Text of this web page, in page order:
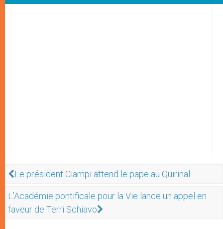
Le président Ciampi attend le pape au Quirinal
L’Académie pontificale pour la Vie lance un appel en
faveur de Terri Schiavo